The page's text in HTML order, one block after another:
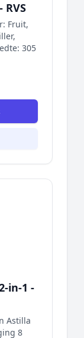
RVS
Fruit,
305
in-1 -
Astilla
8